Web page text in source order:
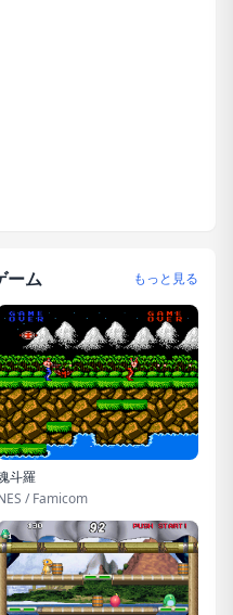
ーム もっと見る
斗羅
/ Famicom